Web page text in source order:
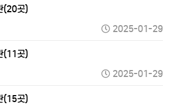
(20곳)
2025-01-29
(11곳)
2025-01-29
(15곳)